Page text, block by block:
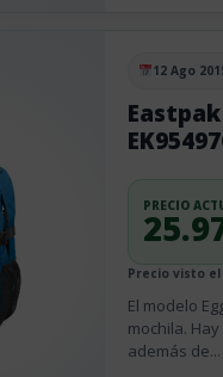
Publicado el
12 Ago
PRECIO
Precio visto el
El modelo
mochila.
además de...